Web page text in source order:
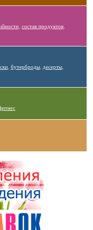
, состав продуктов,
, бутерброды, десерты,